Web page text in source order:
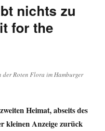
nichts zu
for the
der Roten Flora im Hamburger
Heimat, abseits des
kleinen Anzeige zurück